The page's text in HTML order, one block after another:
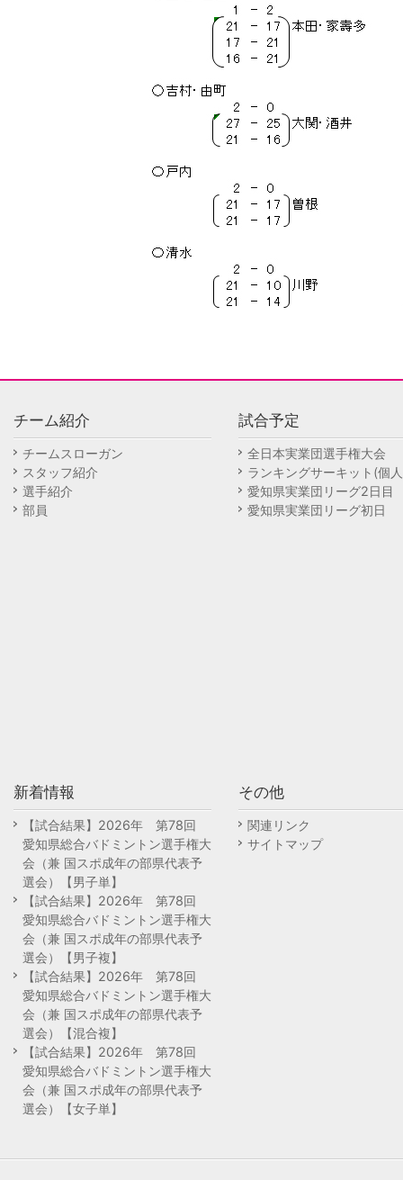
チーム紹介
チームスローガン
スタッフ紹介
選手紹介
部員
試合予定
全日本実業団選手権大会
ランキングサーキット(個
愛知県実業団リーグ2日目
愛知県実業団リーグ初日
新着情報
【試合結果】2026年 第78回
愛知県総合バドミントン選手権大
会（兼 国スポ成年の部県代表予
選会）【男子単】
【試合結果】2026年 第78回
愛知県総合バドミントン選手権大
会（兼 国スポ成年の部県代表予
選会）【男子複】
【試合結果】2026年 第78回
愛知県総合バドミントン選手権大
会（兼 国スポ成年の部県代表予
選会）【混合複】
【試合結果】2026年 第78回
愛知県総合バドミントン選手権大
会（兼 国スポ成年の部県代表予
選会）【女子単】
その他
関連リンク
サイトマップ